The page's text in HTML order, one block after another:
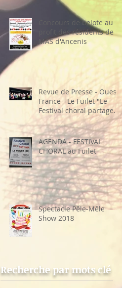
Concours de belote au
profit des résidents de la
MAS d'Ancenis
Revue de Presse - Ouest-
France - Le Fuilet "Le
Festival choral partage
sa recette"
AGENDA - FESTIVAL
CHORAL au Fuilet
Spectacle Pêle-Mêle
Show 2018
Recherche par mots clé